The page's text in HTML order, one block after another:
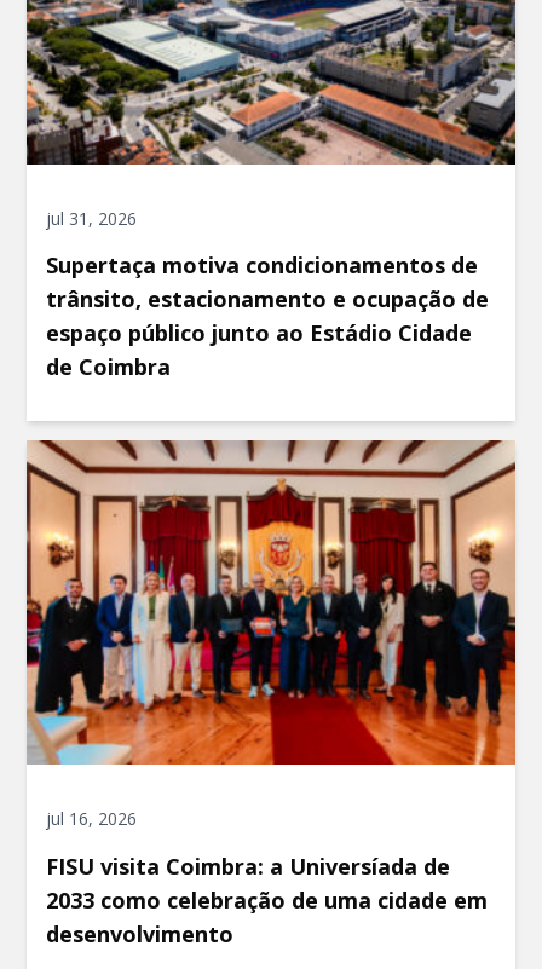
jul 31, 2026
Supertaça motiva condicionamentos de
trânsito, estacionamento e ocupação de
espaço público junto ao Estádio Cidade
de Coimbra
jul 16, 2026
FISU visita Coimbra: a Universíada de
2033 como celebração de uma cidade em
desenvolvimento